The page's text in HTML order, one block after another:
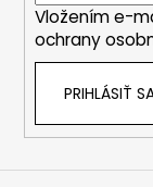
Vložením e-
ochrany
PRIHLÁSIŤ